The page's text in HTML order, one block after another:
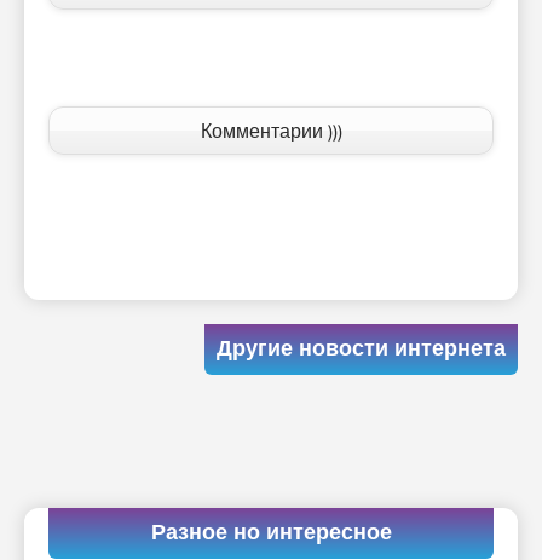
Комментарии )))
Другие новости интернета
Разное но интересное